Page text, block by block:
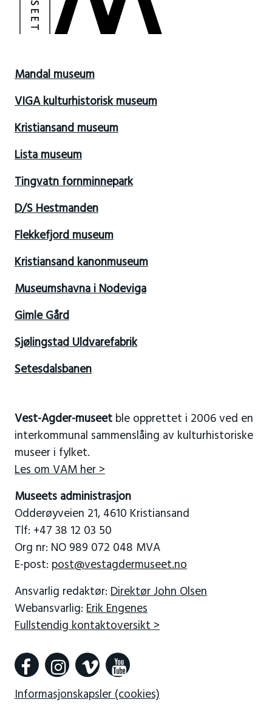
Mandal museum
VIGA kulturhistorisk museum
Kristiansand museum
Lista museum
Tingvatn fornminnepark
D/S Hestmanden
Flekkefjord museum
Kristiansand kanonmuseum
Museumshavna i Nodeviga
Gimle Gård
Sjølingstad Uldvarefabrik
Setesdalsbanen
Vest-Agder-museetble opprettet i 2006 ved en
interkommunal sammenslåing av kulturhistoriske
museer i fylket.
Les om VAM her >
Museets administrasjon
Odderøyveien 21, 4610 Kristiansand
Tlf: +47 38 12 03 50
Org nr: NO 989 072 048 MVA
E-post: post@vestagdermuseet.no
Ansvarlig redaktør: Direktør John Olsen
Webansvarlig: Erik Engenes
Fullstendig kontaktoversikt >
Informasjonskapsler (cookies)